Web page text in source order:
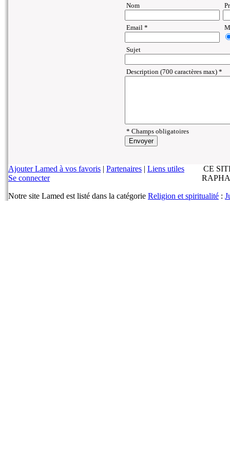
Nom
Email *
Sujet
Description (700 caractères max) *
* Champs obligatoires
Ajouter Lamed à vos favoris | Partenaires | Liens utiles
Se connecter
CE
Notre site Lamed est listé dans la catégorie Religion et spiritualité :